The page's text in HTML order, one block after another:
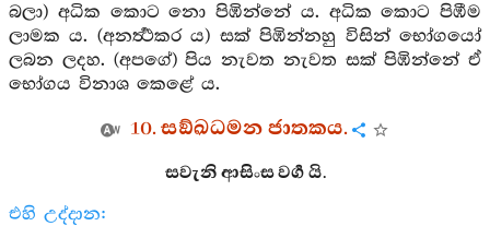
බලා) අධික කොට නො පිඹින්නේ ය. අධික කොට පිඹීම
ලාමක ය. (අනර්‍ත්‍ථකර ය) සක් පිඹින්නහු විසින් භෝගයෝ
ලබන ලදහ. (අපගේ) පිය නැවත නැවත සක් පිඹින්නේ ඒ
භෝගය විනාශ කෙළේ ය.
10. සඞ්ඛධමන ජාතකය.
සවැනි ආසිංස වර්‍ග යි.
එහි උද්දාන: